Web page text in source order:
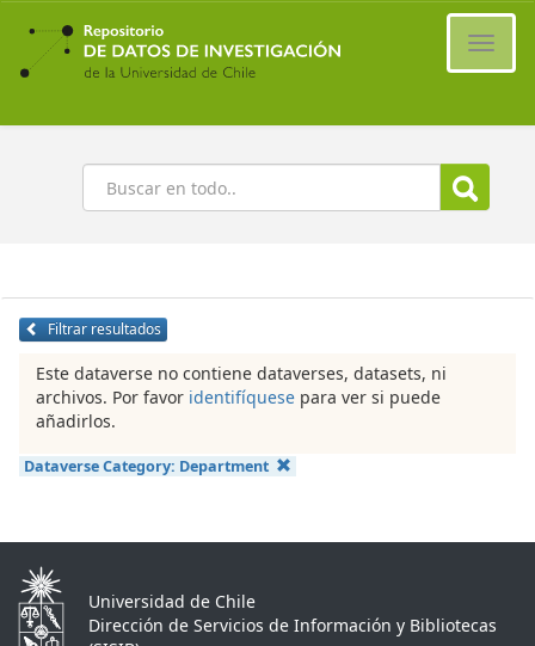
Ir
contenido
principal
Buscar
Filtrar resultados
Este dataverse no contiene dataverses, datasets, ni
archivos. Por favor identifíquese para ver si puede
añadirlos.
Dataverse Category: Department
Universidad de Chile
Dirección de Servicios de Información y Bibliotecas